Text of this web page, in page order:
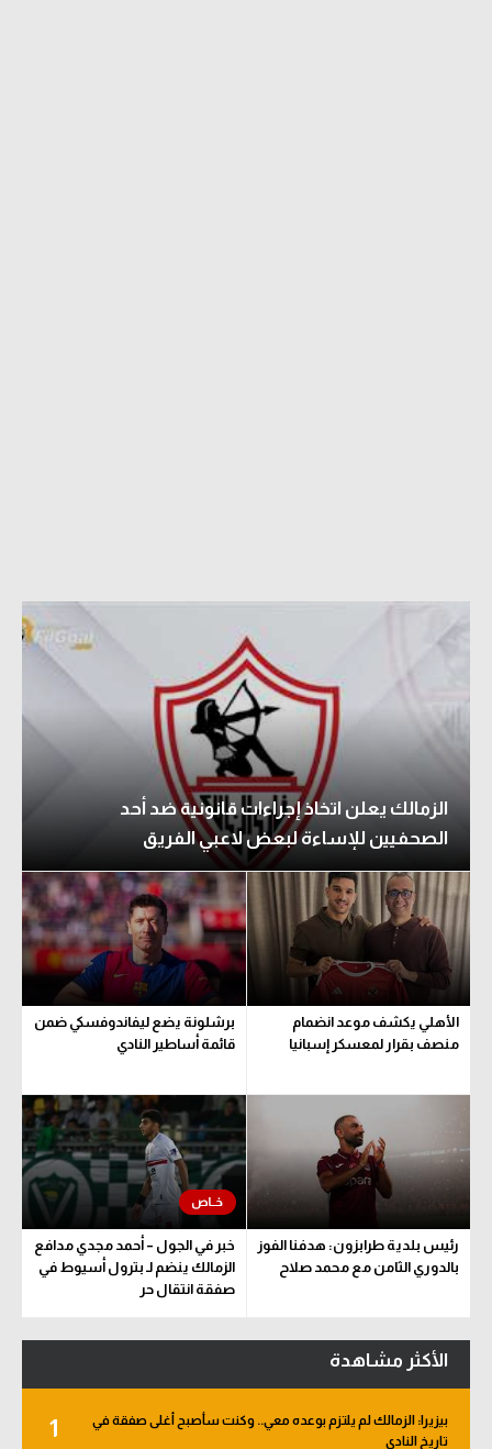
الزمالك يعلن اتخاذ إجراءات قانونية ضد أحد
الصحفيين للإساءة لبعض لاعبي الفريق
الأهلي يكشف موعد انضمام
منصف بقرار لمعسكر إسبانيا
برشلونة يضع ليفاندوفسكي ضمن
قائمة أساطير النادي
رئيس بلدية طرابزون: هدفنا الفوز
بالدوري الثامن مع محمد صلاح
خبر في الجول – أحمد مجدي مدافع
الزمالك ينضم لـ بترول أسيوط في
صفقة انتقال حر
الأكثر مشاهدة
1
بيزيرا: الزمالك لم يلتزم بوعده معي.. وكنت سأصبح أغلى صفقة في
تاريخ النادي